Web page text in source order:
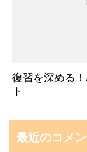
復習を深める
ト
最近のコメン